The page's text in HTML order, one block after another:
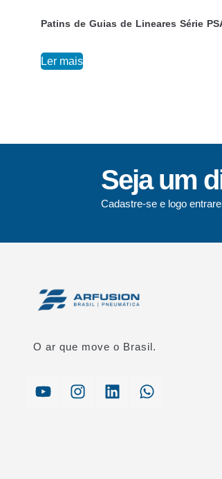
Patins de Guias de Lineares Série
Ler mais
Seja um
Cadastre-se e logo
O ar que move o Brasil.